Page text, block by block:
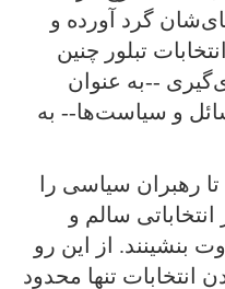
گرد آورده و
تبلور چنین
--به عنوان
و سیاست‌‌ها-- به
رهبران سیاسی را
سالم و
بنشینند. از این رو
انتخابات تنها محدود